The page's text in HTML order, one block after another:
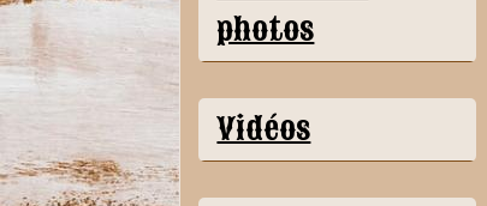
photos
Vidéos